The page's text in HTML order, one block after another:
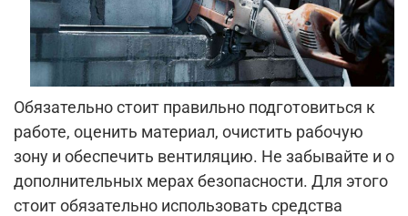
Обязательно стоит правильно подготовиться к
работе, оценить материал, очистить рабочую
зону и обеспечить вентиляцию. Не забывайте и о
дополнительных мерах безопасности. Для этого
стоит обязательно использовать средства